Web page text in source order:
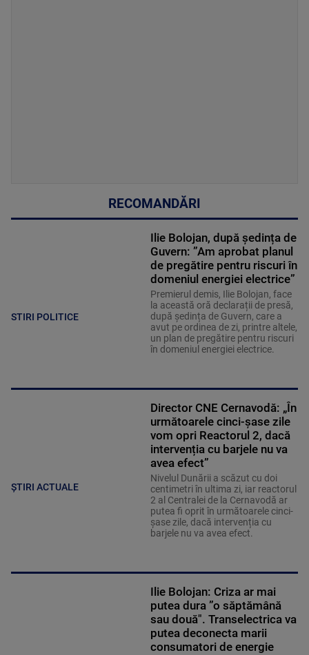
RECOMANDĂRI
STIRI POLITICE
Ilie Bolojan, după ședința de
Guvern: ”Am aprobat planul
de pregătire pentru riscuri în
domeniul energiei electrice”
Premierul demis, Ilie Bolojan, face
la această oră declarații de presă,
după ședința de Guvern, care a
avut pe ordinea de zi, printre altele,
un plan de pregătire pentru riscuri
în domeniul energiei electrice.
ȘTIRI ACTUALE
Director CNE Cernavodă: „În
următoarele cinci-șase zile
vom opri Reactorul 2, dacă
intervenția cu barjele nu va
avea efect”
Nivelul Dunării a scăzut cu doi
centimetri în ultima zi, iar reactorul
2 al Centralei de la Cernavodă ar
putea fi oprit în următoarele cinci-
șase zile, dacă intervenția cu
barjele nu va avea efect.
Ilie Bolojan: Criza ar mai
putea dura ”o săptămână
sau două". Transelectrica va
putea deconecta marii
consumatori de energie